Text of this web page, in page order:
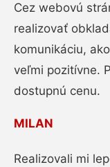
Cez webovú
realizovať
komunikáciu,
veľmi pozitívne.
dostupnú cenu.
MILAN
Realizovali mi